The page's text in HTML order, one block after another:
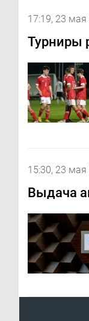
17:19, 23 мая
Турниры
15:30, 23 мая
Выдача